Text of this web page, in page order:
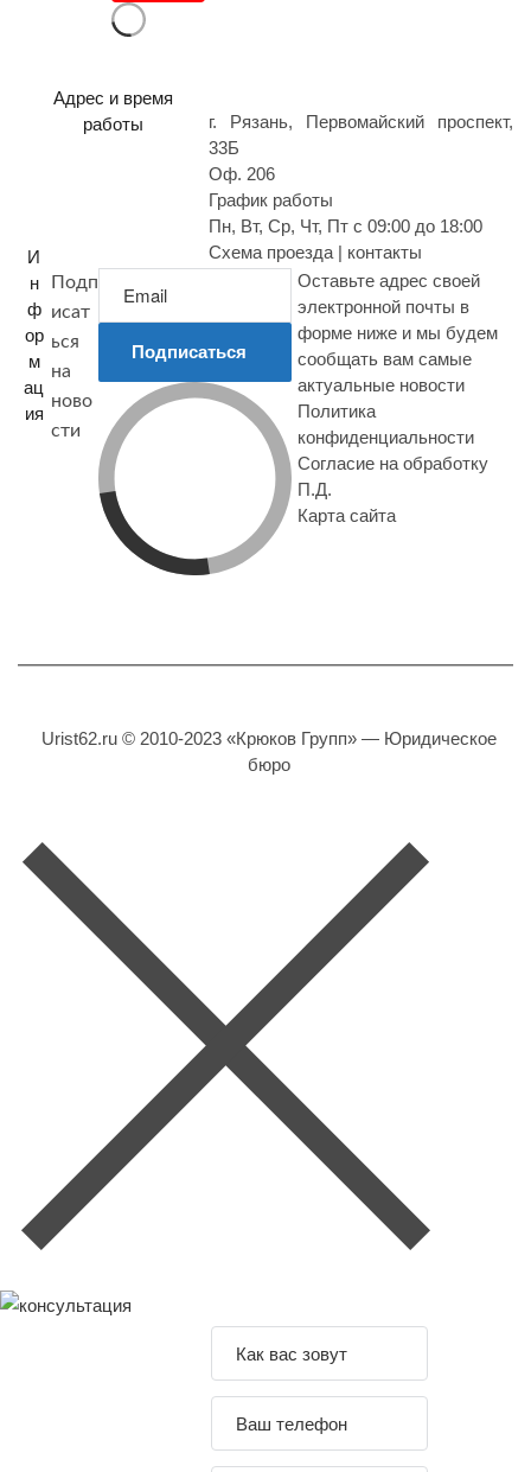
с
Адрес и время
работы
г. Рязань, Первомайский проспект,
33Б
Оф. 206
График работы
Пн, Вт, Ср, Чт, Пт с 09:00 до 18:00
Схема проезда | контакты
И
н
ф
ор
м
ац
ия
Подп
исат
ься
на
ново
сти
Подписаться
Оставьте адрес своей
электронной почты в
форме ниже и мы будем
сообщать вам самые
актуальные новости
Политика
конфиденциальности
Согласие на обработку
П.Д.
Карта сайта
Urist62.ru © 2010-2023 «Крюков Групп» — Юридическое
бюро